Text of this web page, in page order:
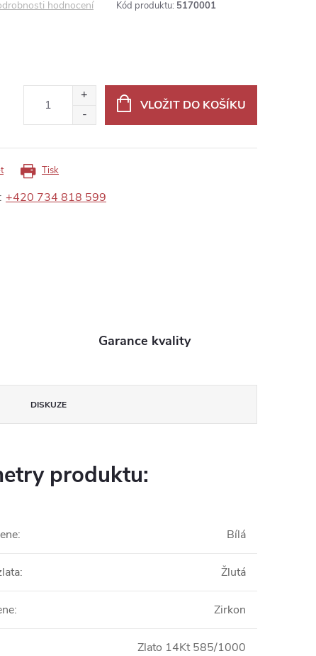
hodnocení Kód produktu: 5170001
VLOŽIT DO KOŠÍKU
Tisk
+420 734 818 599
Garance kvality
DISKUZE
produktu:
: Bílá
: Žlutá
: Zirkon
Zlato 14Kt 585/1000